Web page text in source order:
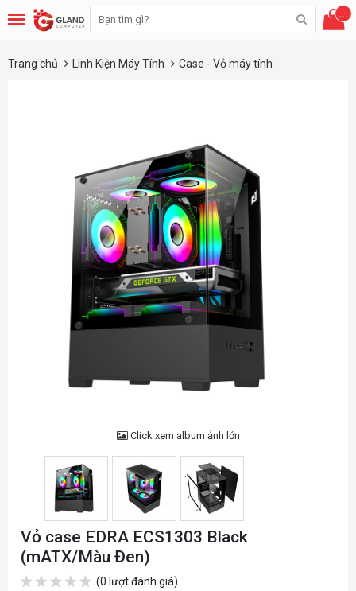
...
Trang chủ Linh Kiện Máy Tính Case - Vỏ máy tính
Click xem album ảnh lớn
Vỏ case EDRA ECS1303 Black
(mATX/Màu Đen)
(0 lượt đánh giá)